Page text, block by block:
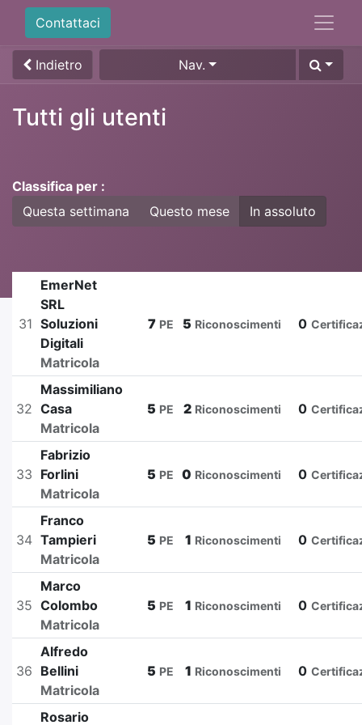
Contattaci
Indietro Nav.
Tutti gli utenti
Classifica per :
Questa settimana
Questo mese In assoluto
31
EmerNet
SRL
Soluzioni
Digitali
Matricola
7 PE 5 Riconoscimenti 0
32
Massimiliano
Casa
Matricola
5 PE 2 Riconoscimenti 0
33
Fabrizio
Forlini
Matricola
5 PE 0 Riconoscimenti 0
34
Franco
Tampieri
Matricola
5 PE 1 Riconoscimenti 0
35
Marco
Colombo
Matricola
5 PE 1 Riconoscimenti 0
36
Alfredo
Bellini
Matricola
5 PE 1 Riconoscimenti 0
Rosario